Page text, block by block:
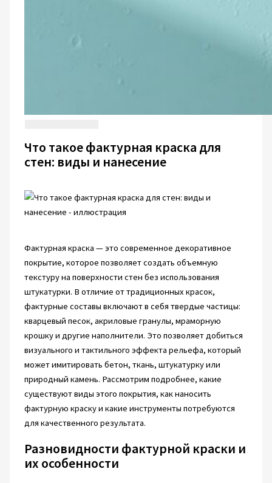
Что такое фактурная краска для
стен: виды и нанесение
Фактурная краска — это современное декоративное
покрытие, которое позволяет создать объемную
текстуру на поверхности стен без использования
штукатурки. В отличие от традиционных красок,
фактурные составы включают в себя твердые частицы:
кварцевый песок, акриловые гранулы, мраморную
крошку и другие наполнители. Это позволяет добиться
визуального и тактильного эффекта рельефа, который
может имитировать бетон, ткань, штукатурку или
природный камень. Рассмотрим подробнее, какие
существуют виды этого покрытия, как наносить
фактурную краску и какие инструменты потребуются
для качественного результата.
Разновидности фактурной краски и
их особенности